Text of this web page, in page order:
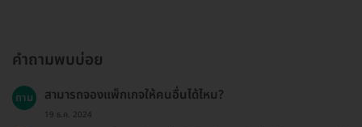
คำถามพบบ่อย
ถาม สามารถจองแพ็กเกจให้คนอื่นได้ไหม?
19 ธ.ค. 2024